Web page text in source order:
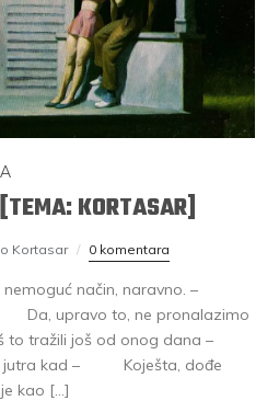
KORTASAR]
Kortasar 0 komentara
nemoguć način, naravno. –
Da, upravo to, ne pronalazimo
tražili još od onog dana –
jutra kad – Koješta, dođe
kao […]